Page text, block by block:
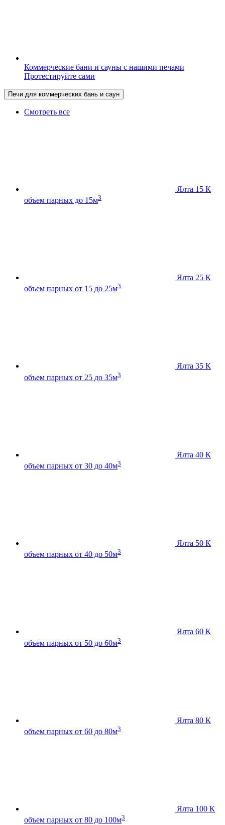
Коммерческие бани и сауны с нашими печами
Протестируйте сами
Печи для коммерческих бань и саун
Смотреть все
Ялта 15 К
объем парных до 15м3
Ялта 25 К
объем парных от 15 до 25м3
Ялта 35 К
объем парных от 25 до 35м3
Ялта 40 К
объем парных от 30 до 40м3
Ялта 50 К
объем парных от 40 до 50м3
Ялта 60 К
объем парных от 50 до 60м3
Ялта 80 К
объем парных от 60 до 80м3
Ялта 100 К
объем парных от 80 до 100м3